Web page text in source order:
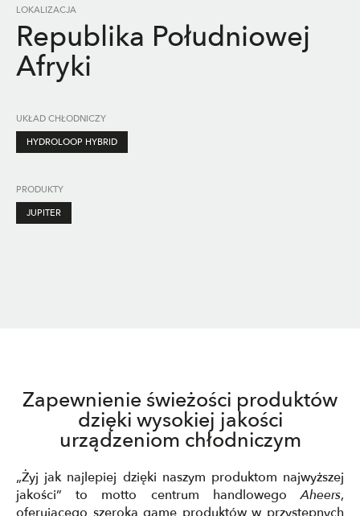
LOKALIZACJA
Republika Południowej
Afryki
UKŁAD CHŁODNICZY
HYDROLOOP HYBRID
PRODUKTY
JUPITER
Zapewnienie świeżości produktów
dzięki wysokiej jakości
urządzeniom chłodniczym
„Żyj jak najlepiej dzięki naszym produktom najwyższej
jakości” to motto centrum handlowegoAheers,